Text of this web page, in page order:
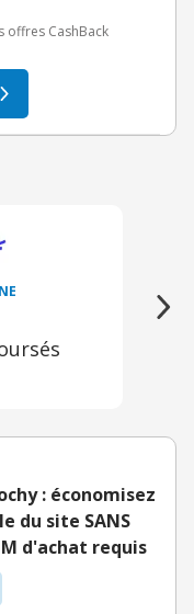
offres CashBack
: économisez
du site SANS
d'achat requis